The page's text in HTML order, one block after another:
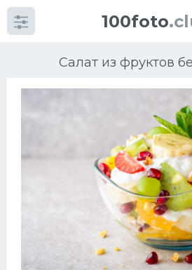
100foto
Салат из фруктов
Категориикартинок
Печенье